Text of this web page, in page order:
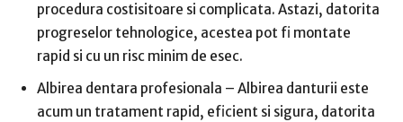
procedura costisitoare si complicata. Astazi, datorita
progreselor tehnologice, acestea pot fi montate
rapid si cu un risc minim de esec.
Albirea dentara profesionala – Albirea danturii este
acum un tratament rapid, eficient si sigura, datorita